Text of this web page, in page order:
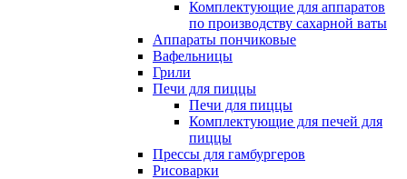
Комплектующие для аппаратов
по производству сахарной ваты
Аппараты пончиковые
Вафельницы
Грили
Печи для пиццы
Печи для пиццы
Комплектующие для печей для
пиццы
Прессы для гамбургеров
Рисоварки